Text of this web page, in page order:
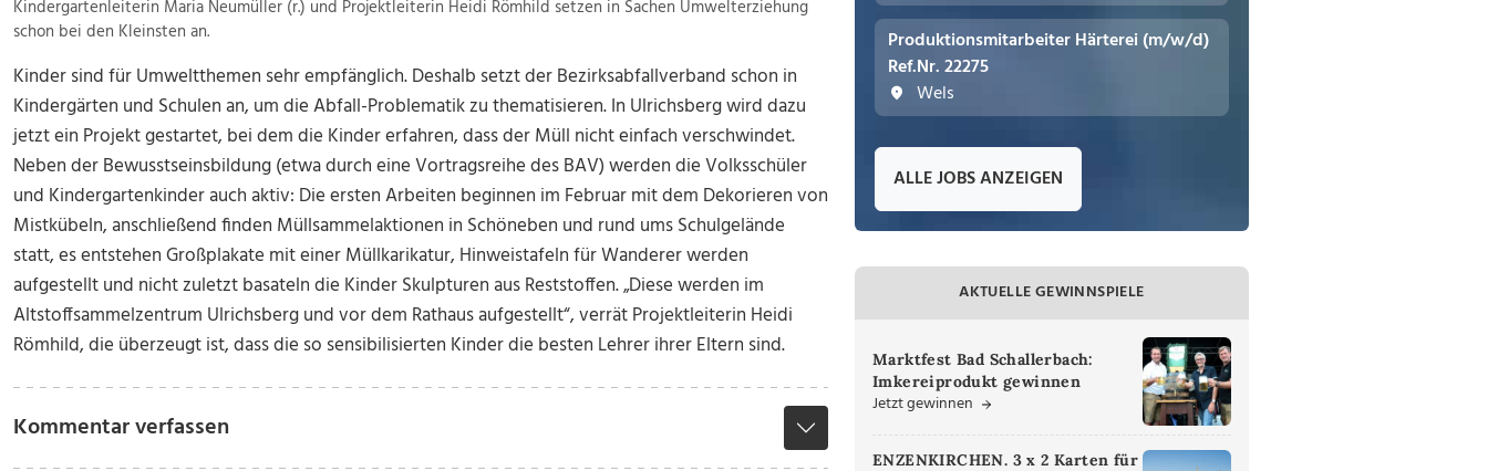
Kindergartenleiterin Maria Neumüller (r.) und Projektleiterin Heidi Römhild setzen in Sachen Umwelterziehung
schon bei den Kleinsten an.
Kinder sind für Umweltthemen sehr empfänglich. Deshalb setzt der Bezirksabfallverband schon in
Kindergärten und Schulen an, um die Abfall-Problematik zu thematisieren. In Ulrichsberg wird dazu
jetzt ein Projekt gestartet, bei dem die Kinder erfahren, dass der Müll nicht einfach verschwindet.
Neben der Bewusstseinsbildung (etwa durch eine Vortragsreihe des BAV) werden die Volksschüler
und Kindergartenkinder auch aktiv: Die ersten Arbeiten beginnen im Februar mit dem Dekorieren von
Mistkübeln, anschließend finden Müllsammelaktionen in Schöneben und rund ums Schulgelände
statt, es entstehen Großplakate mit einer Müllkarikatur, Hinweistafeln für Wanderer werden
aufgestellt und nicht zuletzt basateln die Kinder Skulpturen aus Reststoffen. „Diese werden im
Altstoffsammelzentrum Ulrichsberg und vor dem Rathaus aufgestellt“, verrät Projektleiterin Heidi
Römhild, die überzeugt ist, dass die so sensibilisierten Kinder die besten Lehrer ihrer Eltern sind.
Kommentar verfassen
Produktionsmitarbeiter Härterei (m/w/d)
Ref.Nr. 22275
Wels
ALLE JOBS ANZEIGEN
AKTUELLE GEWINNSPIELE
Marktfest Bad Schallerbach:
Imkereiprodukt gewinnen
Jetzt gewinnen
ENZENKIRCHEN. 3 x 2 Karten für